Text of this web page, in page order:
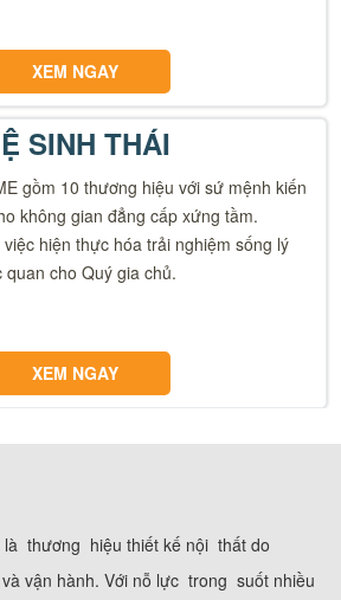
XEM NGAY
SINH THÁI
gồm 10 thương hiệu với sứ mệnh kiến
không gian đẳng cấp xứng tầm.
hiện thực hóa trải nghiệm sống lý
cho Quý gia chủ.
XEM NGAY
thương hiệu thiết kế nội thất do
vận hành. Với nỗ lực trong suốt nhiều